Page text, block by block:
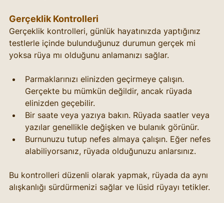
Gerçeklik Kontrolleri
Gerçeklik kontrolleri, günlük hayatınızda yaptığınız
testlerle içinde bulunduğunuz durumun gerçek mi
yoksa rüya mı olduğunu anlamanızı sağlar.
Parmaklarınızı elinizden geçirmeye çalışın.
Gerçekte bu mümkün değildir, ancak rüyada
elinizden geçebilir.
Bir saate veya yazıya bakın. Rüyada saatler veya
yazılar genellikle değişken ve bulanık görünür.
Burnunuzu tutup nefes almaya çalışın. Eğer nefes
alabiliyorsanız, rüyada olduğunuzu anlarsınız.
Bu kontrolleri düzenli olarak yapmak, rüyada da aynı
alışkanlığı sürdürmenizi sağlar ve lüsid rüyayı tetikler.